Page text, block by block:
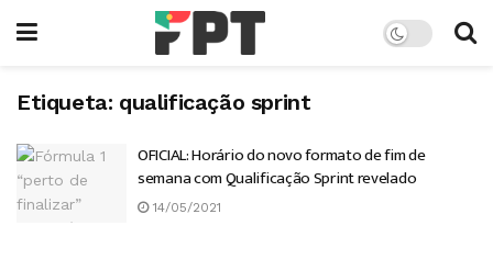
Etiqueta: qualificação sprint
OFICIAL: Horário do novo formato de fim de
semana com Qualificação Sprint revelado
14/05/2021